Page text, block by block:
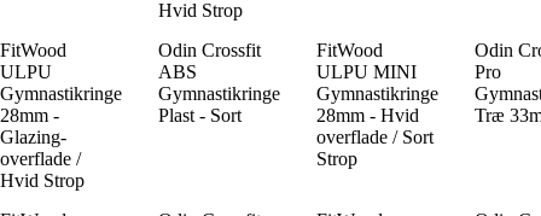
Hvid Strop
FitWood
ULPU
Gymnastikringe
28mm -
Glazing-
overflade /
Hvid Strop
Odin Crossfit
ABS
Gymnastikringe
Plast - Sort
FitWood
ULPU MINI
Gymnastikringe
28mm - Hvid
overflade / Sort
Strop
Odin
Pro
Træ